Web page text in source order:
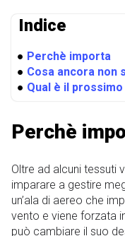
Indice
● Perchè importa
● Cosa ancora non
● Qual è il prossimo
Perchè
Oltre ad alcuni tessuti
imparare a gestire
un’ala di aereo che
vento e viene forzata
può cambiare il suo